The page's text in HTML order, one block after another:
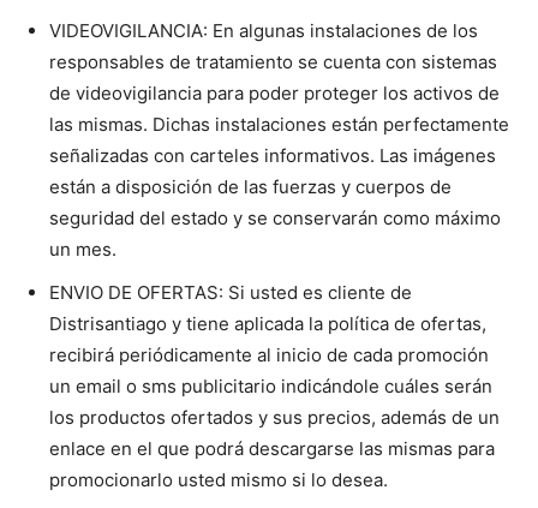
VIDEOVIGILANCIA: En algunas instalaciones de los
responsables de tratamiento se cuenta con sistemas
de videovigilancia para poder proteger los activos de
las mismas. Dichas instalaciones están perfectamente
señalizadas con carteles informativos. Las imágenes
están a disposición de las fuerzas y cuerpos de
seguridad del estado y se conservarán como máximo
un mes.
ENVIO DE OFERTAS: Si usted es cliente de
Distrisantiago y tiene aplicada la política de ofertas,
recibirá periódicamente al inicio de cada promoción
un email o sms publicitario indicándole cuáles serán
los productos ofertados y sus precios, además de un
enlace en el que podrá descargarse las mismas para
promocionarlo usted mismo si lo desea.